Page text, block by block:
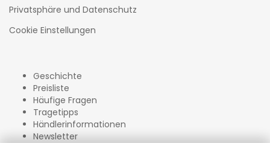
Privatsphäre und Datenschutz
Cookie Einstellungen
Geschichte
Preisliste
Häufige Fragen
Tragetipps
Händlerinformationen
Newsletter